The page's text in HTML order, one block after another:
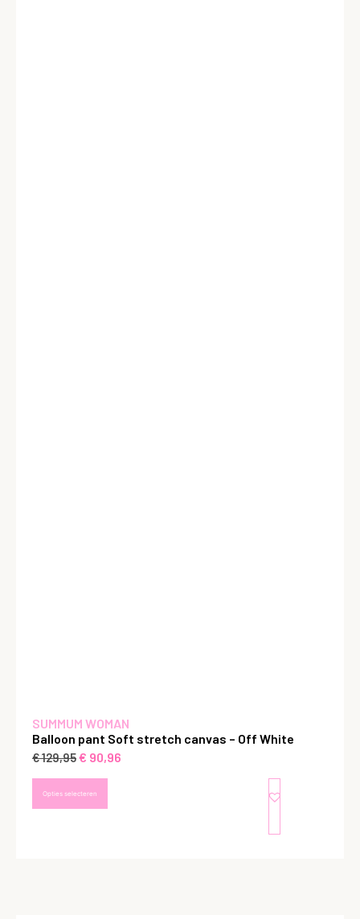
SUMMUM WOMAN
Balloon pant Soft stretch canvas – Off White
€129,95€ 90,96
Opties selecteren